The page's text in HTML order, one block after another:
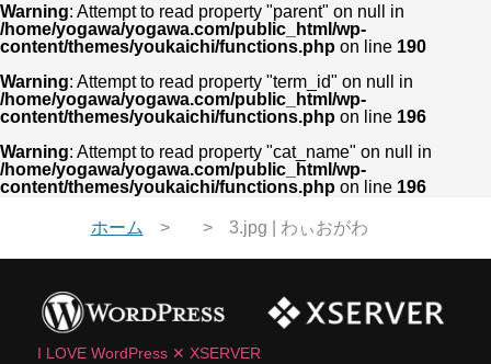
Warning: Attempt to read property "parent" on null in
/home/yogawa/yogawa.com/public_html/wp-
content/themes/youkaichi/functions.php on line 190
Warning: Attempt to read property "term_id" on null in
/home/yogawa/yogawa.com/public_html/wp-
content/themes/youkaichi/functions.php on line 196
Warning: Attempt to read property "cat_name" on null in
/home/yogawa/yogawa.com/public_html/wp-
content/themes/youkaichi/functions.php on line 196
ホーム 3.jpg | わぃおがわ
I LOVE WordPress ✕ XSERVER